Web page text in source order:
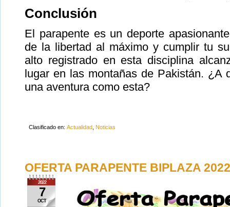
Conclusión
El parapente es un deporte
de la libertad al máximo y cumplir tu
alto registrado en esta disciplina
lugar en las montañas de Pakistán. ¿A
una aventura como esta?
Clasificado en: Actualidad Noticias
OFERTA PARAPENTE BIPLAZA
2022
7
OCT